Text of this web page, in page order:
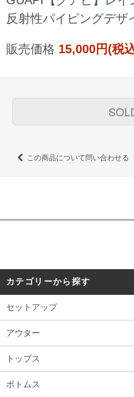
反射性パイピングデザ
販売価格 15,000円(税
この商品について問い合わせる
カテゴリーから探す
セットアップ
アウター
トップス
ボトムス